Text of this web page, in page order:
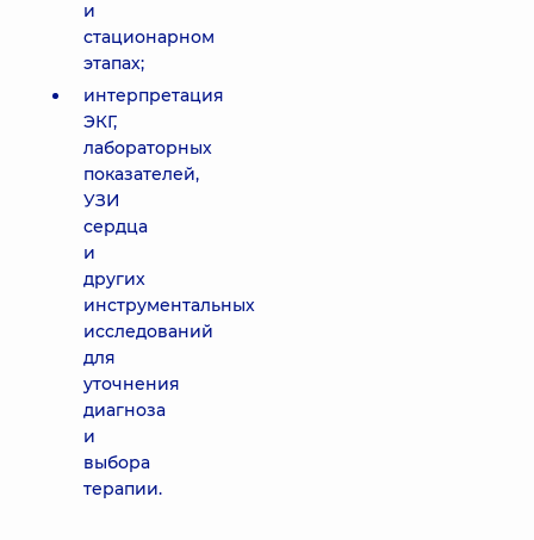
и
стационарном
этапах;
интерпретация
ЭКГ,
лабораторных
показателей,
УЗИ
сердца
и
других
инструментальных
исследований
для
уточнения
диагноза
и
выбора
терапии.